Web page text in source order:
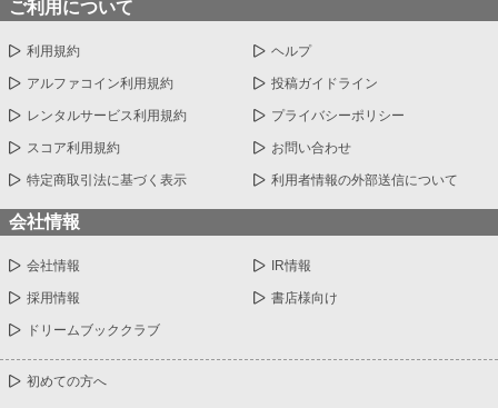
ご利用について
利用規約 ヘルプ
アルファコイン利用規約 投稿ガイドライン
レンタルサービス利用規約 プライバシーポリシー
スコア利用規約 お問い合わせ
特定商取引法に基づく表示 利用者情報の外部送信について
会社情報
会社情報 IR情報
採用情報 書店様向け
ドリームブッククラブ
初めての方へ